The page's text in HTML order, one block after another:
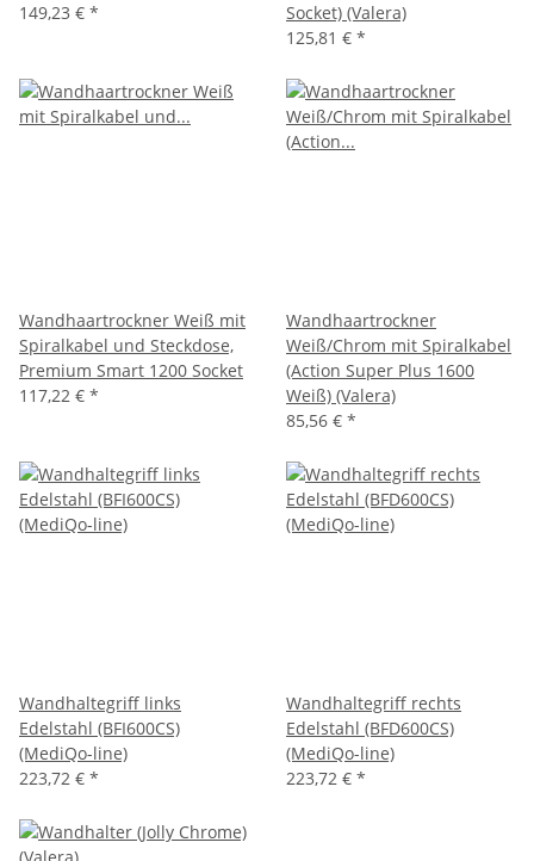
149,23 € *
Socket) (Valera)
125,81 € *
Wandhaartrockner Weiß mit
Spiralkabel und Steckdose,
Premium Smart 1200 Socket
117,22 € *
Wandhaartrockner
Weiß/Chrom mit Spiralkabel
(Action Super Plus 1600
Weiß) (Valera)
85,56 € *
Wandhaltegriff links
Edelstahl (BFI600CS)
(MediQo-line)
223,72 € *
Wandhaltegriff rechts
Edelstahl (BFD600CS)
(MediQo-line)
223,72 € *